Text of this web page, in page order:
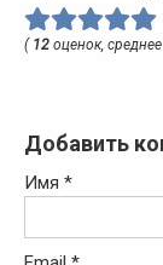
( 12 оценок, среднее
Добавить
Имя *